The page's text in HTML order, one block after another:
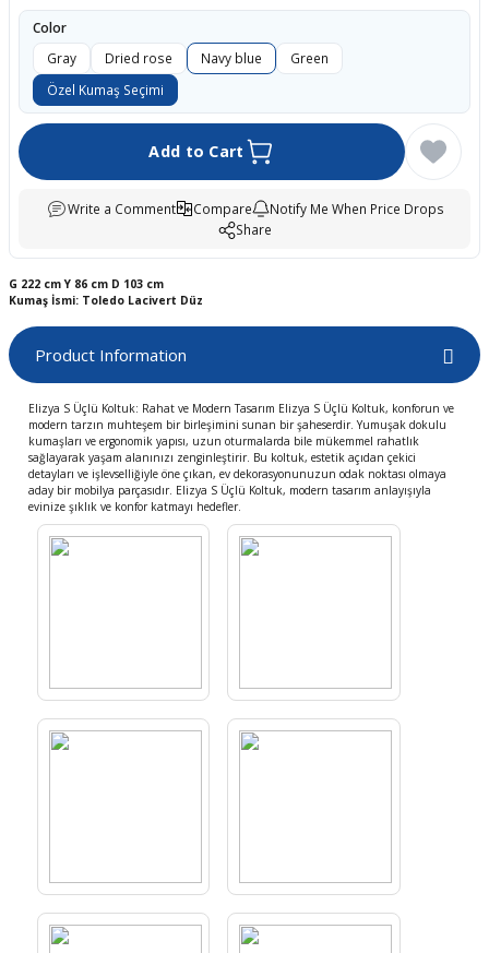
Color
Gray
Dried rose Navy blue
Green
Özel Kumaş Seçimi
Add to Cart
Write a Comment Compare
Notify Me When Price Drops
Share
G 222 cmY 86 cm D 103 cm
Kumaş İsmi: Toledo Lacivert Düz
Product Information
Elizya S Üçlü Koltuk: Rahat ve Modern Tasarım Elizya S Üçlü Koltuk, konforun ve
modern tarzın muhteşem bir birleşimini sunan bir şaheserdir. Yumuşak dokulu
kumaşları ve ergonomik yapısı, uzun oturmalarda bile mükemmel rahatlık
sağlayarak yaşam alanınızı zenginleştirir. Bu koltuk, estetik açıdan çekici
detayları ve işlevselliğiyle öne çıkan, ev dekorasyonunuzun odak noktası olmaya
aday bir mobilya parçasıdır. Elizya S Üçlü Koltuk, modern tasarım anlayışıyla
evinize şıklık ve konfor katmayı hedefler.